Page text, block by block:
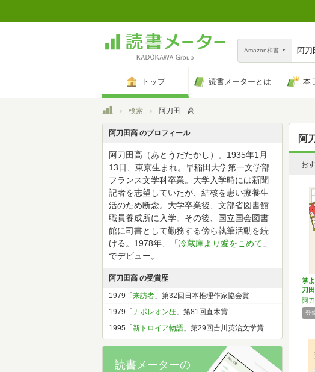
Amazon和書
トップ 読書メーターとは 本
トップ検索 阿刀田 高
阿
お
掌
刀
阿
登
阿刀田高 のプロフィール
阿刀田高（あとうだたかし）。1935年1月
13日、東京生まれ。早稲田大学第一文学部
フランス文学科卒業。大学入学時には新聞
記者を志望していたが、結核を患い療養生
活のため断念。大学卒業後、文部省図書館
職員養成所に入学。その後、国立国会図書
館に司書として勤務する傍ら執筆活動を続
ける。1978年、「冷蔵庫より愛をこめて 」
でデビュー。
阿刀田高 の受賞歴
1979「 来訪者 」第32回日本推理作家協会賞
1979「 ナポレオン狂 」第81回直木賞
1995「 新トロイア物語 」第29回吉川英治文学賞
読書メーターの